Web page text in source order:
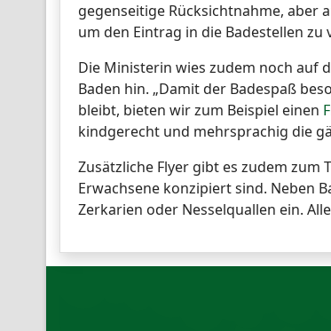
gegenseitige Rücksichtnahme, aber
um den Eintrag in die Badestellen zu
Die Ministerin wies zudem noch auf
Baden hin. „Damit der Badespaß
bleibt, bieten wir zum Beispiel einen
kindgerecht und mehrsprachig die
Zusätzliche Flyer gibt es zudem zum
Erwachsene konzipiert sind. Neben
Zerkarien oder Nesselquallen ein.